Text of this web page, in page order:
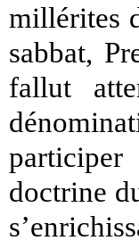
millérites
sabbat,
fallut
participer
doctrine